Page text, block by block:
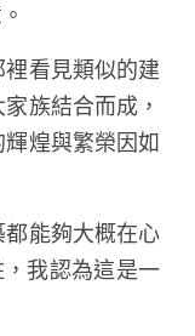
看見類似的建
族結合而成，
煌與繁榮因如
能夠大概在心
我認為這是一